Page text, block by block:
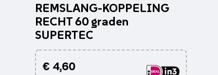
REMSLANG-KOPPELING
RECHT 60 graden
SUPERTEC
€4,60